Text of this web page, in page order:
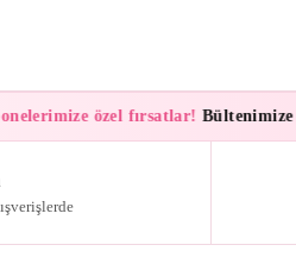
özel fırsatlar!Bültenimize